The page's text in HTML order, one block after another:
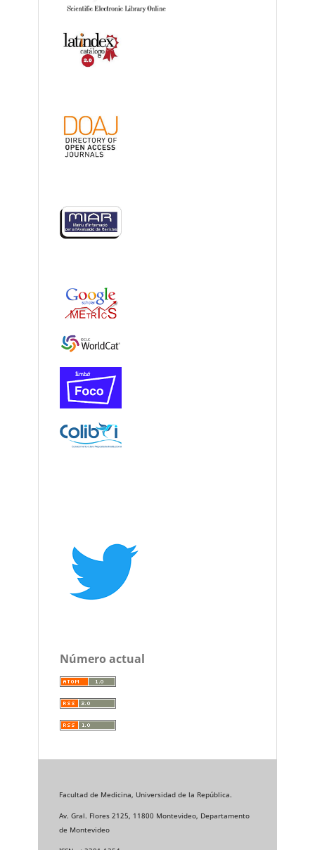
Número actual
Facultad de Medicina, Universidad de la República.
Av. Gral. Flores 2125, 11800 Montevideo, Departamento
de Montevideo